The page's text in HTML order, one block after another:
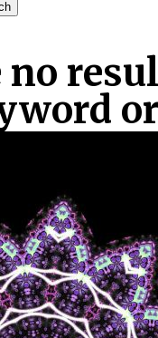
no